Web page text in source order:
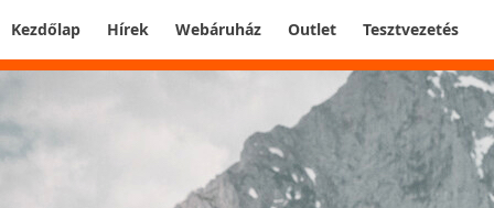
Kezdőlap Hírek Webáruház Outlet Tesztvezetés